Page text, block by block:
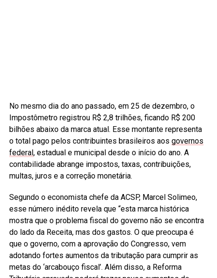
No mesmo dia do ano passado, em 25 de dezembro, o
Impostômetro registrou R$ 2,8 trilhões, ficando R$ 200
bilhões abaixo da marca atual. Esse montante representa
o total pago pelos contribuintes brasileiros aos governos
federal, estadual e municipal desde o início do ano. A
contabilidade abrange impostos, taxas, contribuições,
multas, juros e a correção monetária.
Segundo o economista chefe da ACSP, Marcel Solimeo,
esse número inédito revela que “esta marca histórica
mostra que o problema fiscal do governo não se encontra
do lado da Receita, mas dos gastos. O que preocupa é
que o governo, com a aprovação do Congresso, vem
adotando fortes aumentos da tributação para cumprir as
metas do ‘arcabouço fiscal’. Além disso, a Reforma